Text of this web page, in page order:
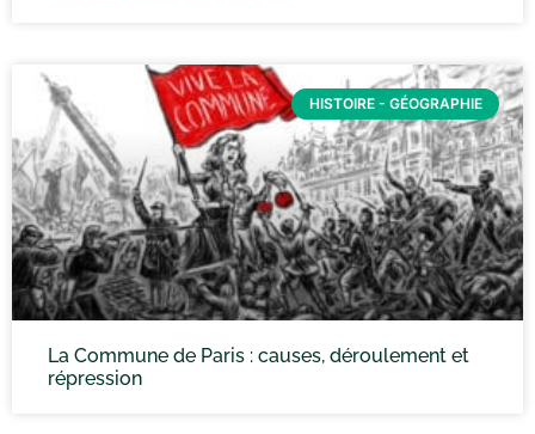
HISTOIRE - GÉOGRAPHIE
La Commune de Paris : causes, déroulement et
répression